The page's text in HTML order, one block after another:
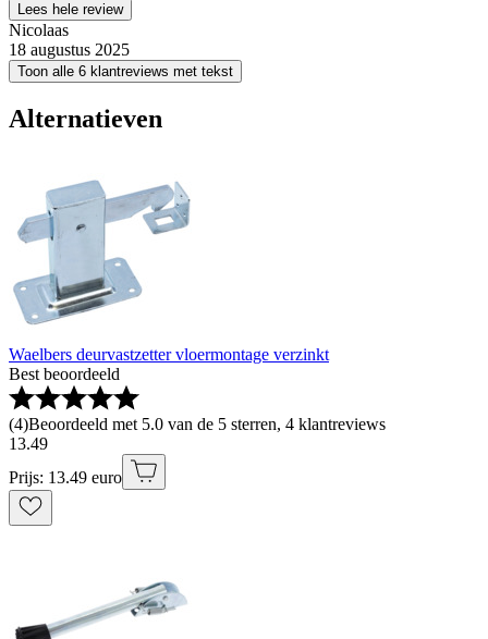
Lees hele review
Nicolaas
18 augustus 2025
Toon alle 6 klantreviews met tekst
Alternatieven
Waelbers deurvastzetter vloermontage verzinkt
Best beoordeeld
(4)Beoordeeld met 5.0 van de 5 sterren, 4 klantreviews
13.49
Prijs: 13.49 euro